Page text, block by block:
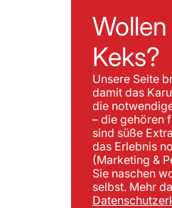
Keks?
Unsere Seite
damit das
die
– die gehören
sind süße
das Erlebnis
(Marketing &
Sie naschen
selbst. Mehr